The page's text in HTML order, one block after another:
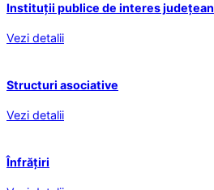
Instituții publice de interes județean
Vezi detalii
Structuri asociative
Vezi detalii
Înfrățiri